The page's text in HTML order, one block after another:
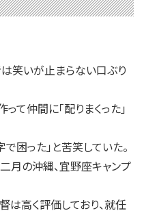
笑いが止まらない口ぶり
仲間に「配りまくった」
困った」と苦笑していた。
月の沖縄、宜野座キャンプ
高く評価しており、就任